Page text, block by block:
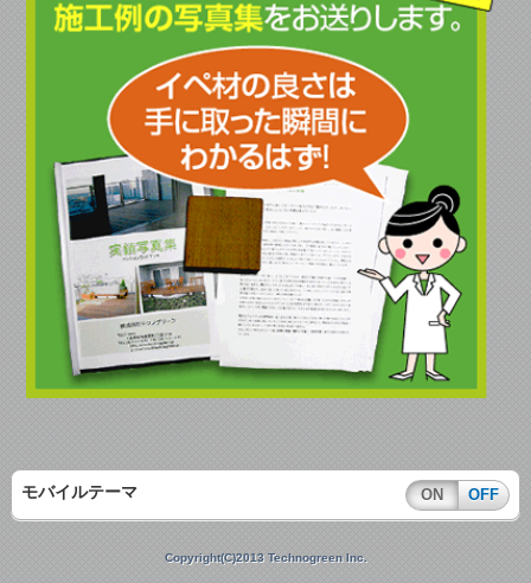
モバイルテーマ ON OFF
Copyright(C)2013 Technogreen Inc.